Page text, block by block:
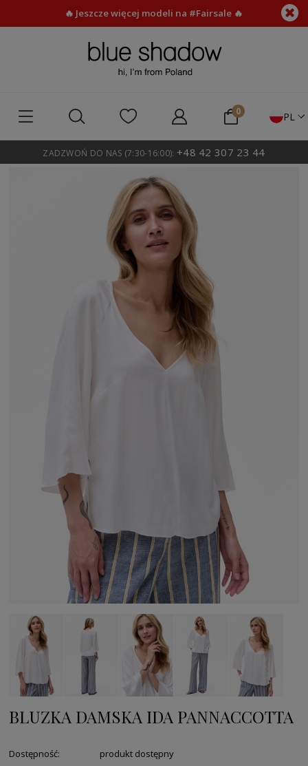
🔥 Jeszcze więcej modeli na #Fairsale 🔥
PL
ZADZWOŃ DO NAS (7:30-16:00): +48 42 307 23 44
BLUZKA DAMSKA IDA PANNACCOTTA
Dostępność:
produkt dostępny